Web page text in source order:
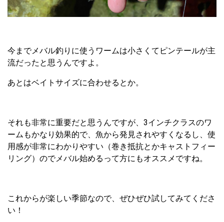
今までメバル釣りに使うワームは小さくてピンテールが主
流だったと思うんですよ。
あとはベイトサイズに合わせるとか。
それも非常に重要だと思うんですが、3インチクラスのワ
ームもかなり効果的で、魚から発見されやすくなるし、使
用感が非常にわかりやすい（巻き抵抗とかキャストフィー
リング）のでメバル始めるって方にもオススメですね。
これからが楽しい季節なので、ぜひぜひ試してみてくださ
い！